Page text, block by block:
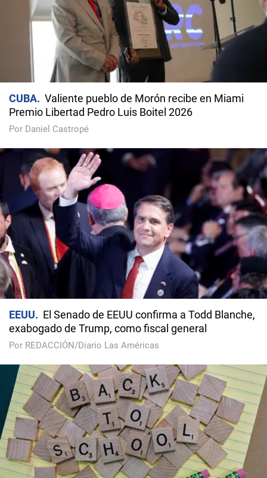
CUBA
Valiente pueblo de Morón recibe en Miami
Premio Libertad Pedro Luis Boitel 2026
Por Daniel Castropé
EEUU
El Senado de EEUU confirma a Todd Blanche,
exabogado de Trump, como fiscal general
Por REDACCIÓN/Diario Las Américas